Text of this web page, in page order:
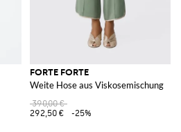
FORTE FORTE
Weite Hose aus Viskosemischung
390,00 €
292,50 €
-25%